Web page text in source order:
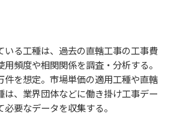
いる工種は、過去の直轄工事の工事費
頻度や相関関係を調査・分析する。
件を想定。市場単価の適用工種や直轄
は、業界団体などに働き掛け工事デー
要なデータを収集する。